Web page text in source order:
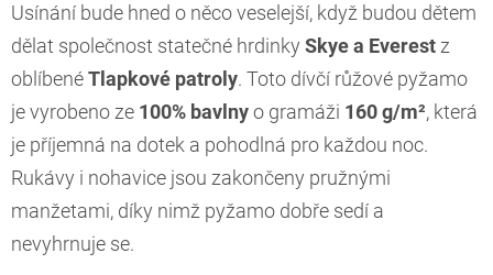
Usínání bude hned o něco veselejší, když budou dětem
dělat společnost statečné hrdinky Skye a Everest z
oblíbenéTlapkové patroly. Toto dívčí růžové pyžamo
je vyrobeno ze 100% bavlnyo gramáži 160 g/m², která
je příjemná na dotek a pohodlná pro každou noc.
Rukávy i nohavice jsou zakončeny pružnými
manžetami, díky nimž pyžamo dobře sedí a
nevyhrnuje se.